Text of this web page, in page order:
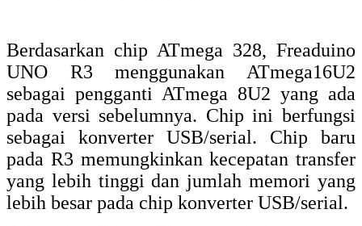
Berdasarkan chip ATmega 328, Freaduino
UNO R3 menggunakan ATmega16U2
sebagai pengganti ATmega 8U2 yang ada
pada versi sebelumnya. Chip ini berfungsi
sebagai konverter USB/serial.
Chip baru
pada R3 memungkinkan kecepatan transfer
yang lebih tinggi dan jumlah memori yang
lebih besar pada chip konverter USB/serial.